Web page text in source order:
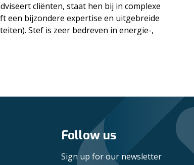
cliënten, staat hen bij in complexe
een bijzondere expertise en uitgebreide
Stef is zeer bedreven in energie-,
Follow us
Sign up for our newsletter